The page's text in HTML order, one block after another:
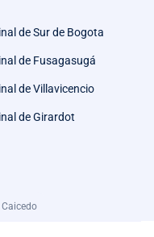
de Sur de Bogota
de Fusagasugá
de Villavicencio
de Girardot